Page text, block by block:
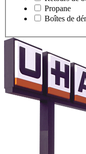
Propane
Boîtes de